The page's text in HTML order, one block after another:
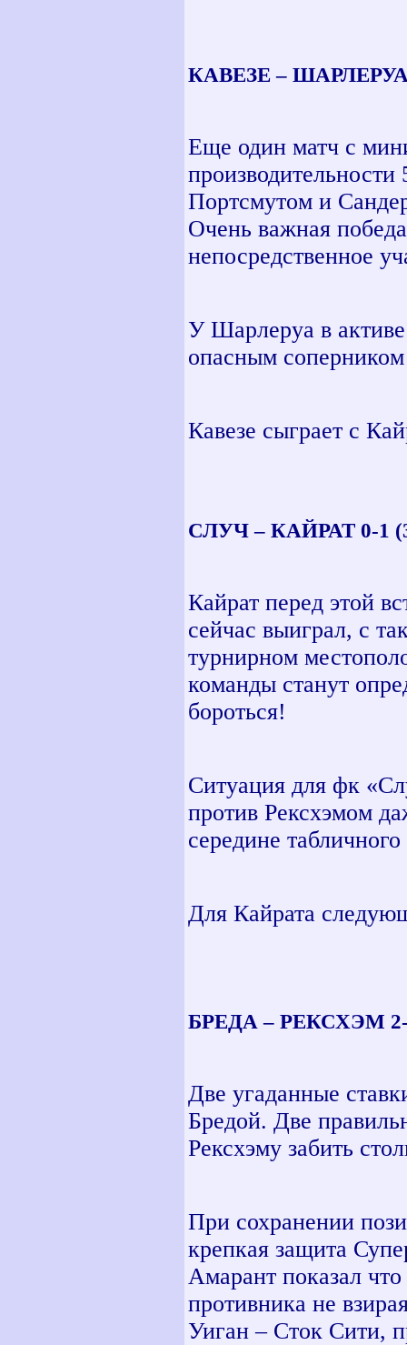
КАВЕЗЕ – ШАРЛЕРУА
Еще один матч с
Портсмутом и
Очень важная
непосредственное
У Шарлеруа в
опасным
Кавезе сыграет с
СЛУЧ – КАЙРАТ 0-1
Кайрат перед этой
сейчас выиграл, с
турнирном
команды станут
бороться!
Ситуация для фк
против Рексхэмом
середине
Для Кайрата
БРЕДА – РЕКСХЭМ 2-
Две угаданные
Бредой. Две
Рексхэму забить
При сохранении
крепкая защита
Амарант показал
противника не
Уиган – Сток Сити,